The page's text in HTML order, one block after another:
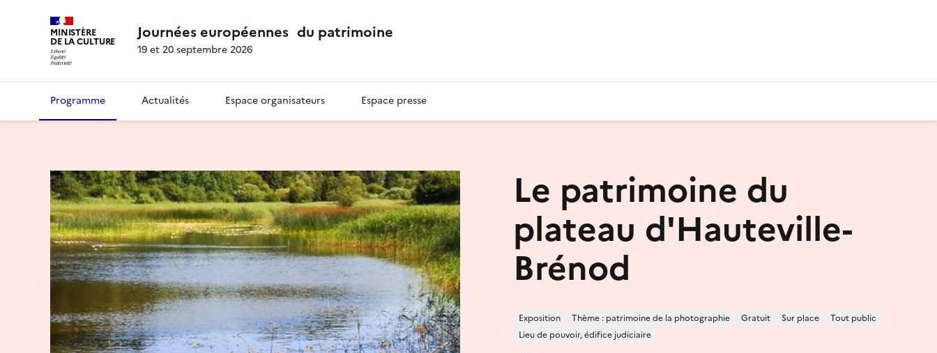
MINISTÈRE
DE LA CULTURE Journées européennes du patrimoine
19 et 20 septembre 2026
Programme Actualités Espace organisateurs Espace presse
Le patrimoine du
plateau d'Hauteville-
Brénod
Exposition Thème : patrimoine de la photographie Gratuit Sur place
Tout public
Lieu de pouvoir, édifice judiciaire